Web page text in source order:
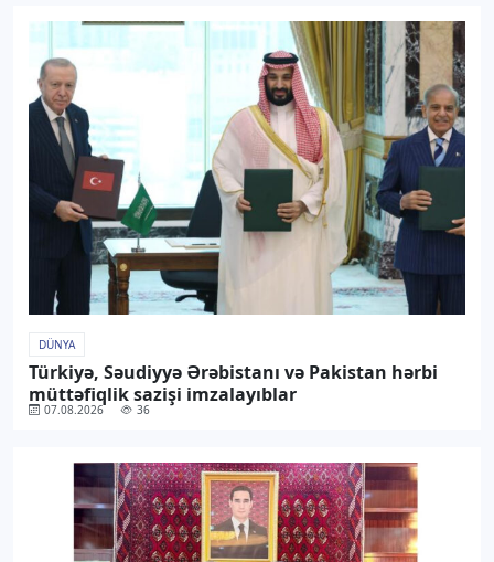
DÜNYA
Türkiyə, Səudiyyə Ərəbistanı və Pakistan hərbi
müttəfiqlik sazişi imzalayıblar
07.08.2026 36